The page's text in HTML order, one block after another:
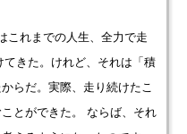
れまでの人生、全力で走
てきた。けれど、それは「積
らだ。実際、走り続けたこ
とができた。 ならば、それ